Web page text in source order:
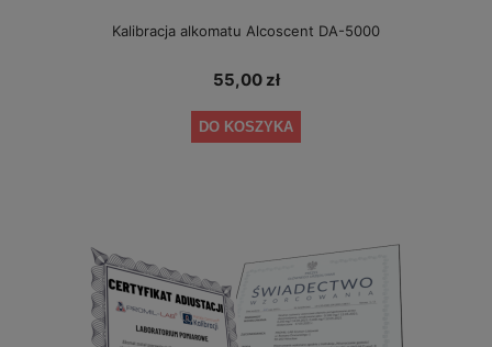
Kalibracja alkomatu Alcoscent DA-5000
55,00 zł
DO KOSZYKA